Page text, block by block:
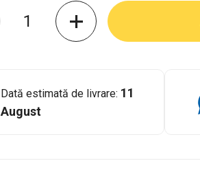
Dată estimată de livrare: 11
August